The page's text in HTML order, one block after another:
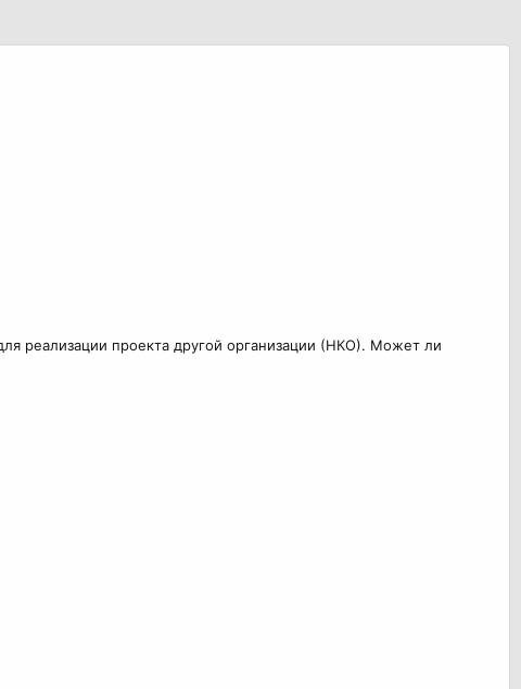
реализации проекта другой организации (НКО). Может ли